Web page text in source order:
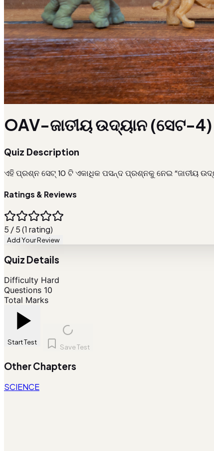
OAV-ଜାତୀୟ ଉଦ୍ୟାନ (ସେଟ-4)
Quiz Description
ଏହି ପ୍ରଶ୍ନ ସେଟ୍ 10 ଟି ଏକାଧିକ ପସନ୍ଦ ପ୍ରଶ୍ନକୁ ନେଇ “ଜାତୀୟ
Ratings & Reviews
5 / 5 (1 rating)
Add Your Review
Quiz Details
Difficulty Hard
Questions 10
Total Marks
Start Test
Save Test
Other Chapters
SCIENCE